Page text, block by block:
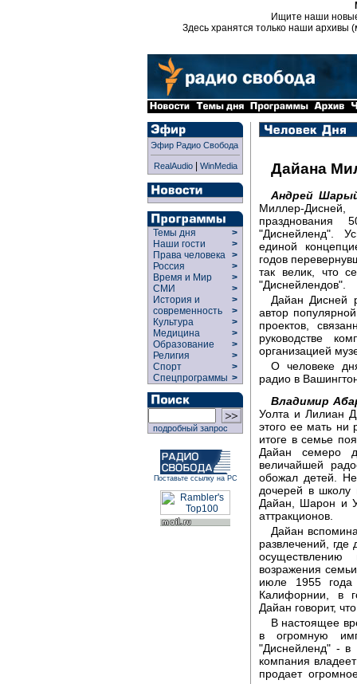
Ищите наши
Здесь хранятся только наши архивы
Эфир Радио Свобода
RealAudio| WinMedia
Темы дня
>
Наши гости
>
Права человека >
Россия
>
Время и Мир
>
СМИ
>
История и
современность
>
>
Культура
>
Медицина
>
Образование
>
Религия
>
Спорт
>
Спецпрограммы >
подробный запрос
Поставьте ссылку на РС
Дайана
Андрей
Миллер-
празднования
"Диснейленд".
единой
годов
так велик, что
"Диснейлендов".
Дайан Дисней
автор
проектов,
руководстве
организацией
О человеке
радио в
Владимир
Уолта и Лилиан
этого ее мать ни
итоге в семье
Дайан семеро
величайшей
обожал детей.
дочерей в школу
Дайан, Шарон и
аттракционов.
Дайан
развлечений,
возражения
июле 1955 года
Калифорнии, в
Дайан говорит,
В настоящее
в огромную
"Диснейленд" - в
компания
продает